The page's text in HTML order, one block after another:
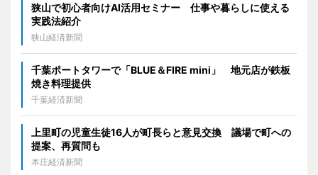
狭山で初心者向けAI活用セミナー 仕事や暮らしに使える
実践法紹介
狭山経済新聞
千葉ポートタワーで「BLUE＆FIRE mini」 地元店が鉄板
焼き料理提供
千葉経済新聞
上里町の児童生徒16人が町長らと意見交換 議場で町への
提案、再質問も
本庄経済新聞